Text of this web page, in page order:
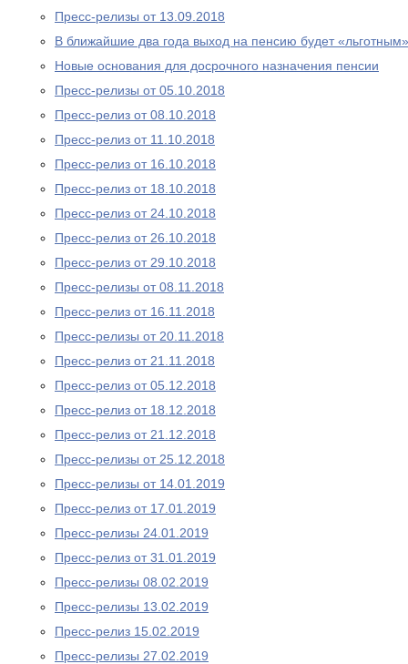
Пресс-релизы от 13.09.2018
В ближайшие два года выход на пенсию будет «льготным»
Новые основания для досрочного назначения пенсии
Пресс-релизы от 05.10.2018
Пресс-релиз от 08.10.2018
Пресс-релиз от 11.10.2018
Пресс-релиз от 16.10.2018
Пресс-релиз от 18.10.2018
Пресс-релиз от 24.10.2018
Пресс-релиз от 26.10.2018
Пресс-релиз от 29.10.2018
Пресс-релизы от 08.11.2018
Пресс-релиз от 16.11.2018
Пресс-релизы от 20.11.2018
Пресс-релиз от 21.11.2018
Пресс-релиз от 05.12.2018
Пресс-релиз от 18.12.2018
Пресс-релиз от 21.12.2018
Пресс-релизы от 25.12.2018
Пресс-релизы от 14.01.2019
Пресс-релиз от 17.01.2019
Пресс-релизы 24.01.2019
Пресс-релиз от 31.01.2019
Пресс-релизы 08.02.2019
Пресс-релизы 13.02.2019
Пресс-релиз 15.02.2019
Пресс-релизы 27.02.2019